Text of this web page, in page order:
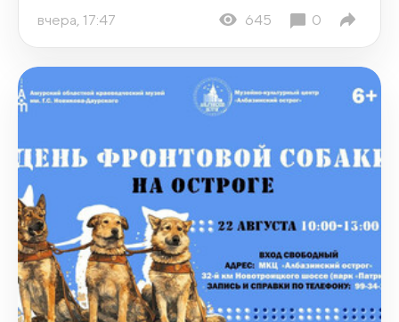
вчера, 17:47 645 0